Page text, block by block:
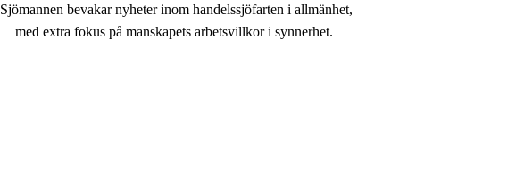
Sjömannen bevakar nyheter inom handelssjöfarten i allmänhet,
med extra fokus på manskapets arbetsvillkor i synnerhet.